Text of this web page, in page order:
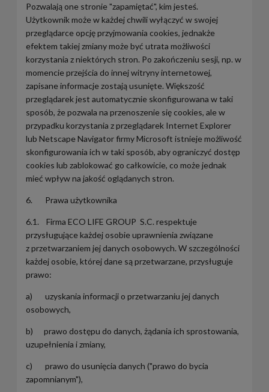
Pozwalają one stronie "zapamiętać", kim jesteś.
Użytkownik może w każdej chwili wyłączyć w swojej
przeglądarce opcję przyjmowania cookies, jednakże
efektem takiej zmiany może być utrata możliwości
korzystania z niektórych stron. Po zakończeniu sesji, np. w
momencie przejścia do innej witryny internetowej,
zapisane informacje zostają usunięte. Większość
przeglądarek jest automatycznie skonfigurowana w taki
sposób, że pozwala na przenoszenie się cookies, ale w
przypadku korzystania z przeglądarek Internet Explorer
lub Netscape Navigator firmy Microsoft istnieje możliwość
skonfigurowania ich w taki sposób, aby ograniczyć dostęp
cookies lub zablokować go całkowicie, co może jednak
mieć wpływ na jakość oglądanych stron.
6. Prawa użytkownika
6.1. Firma ECO LIFE GROUP S.C. respektuje
przysługujące każdej osobie uprawnienia związane
z przetwarzaniem jej danych osobowych. W szczególności
każdej osobie, której dane są przetwarzane, przysługuje
prawo:
a) uzyskania informacji o przetwarzaniu jej danych
osobowych,
b) prawo dostępu do danych, żądania ich sprostowania,
uzupełnienia i zmiany,
c) prawo do usunięcia danych ("prawo do bycia
zapomnianym"),